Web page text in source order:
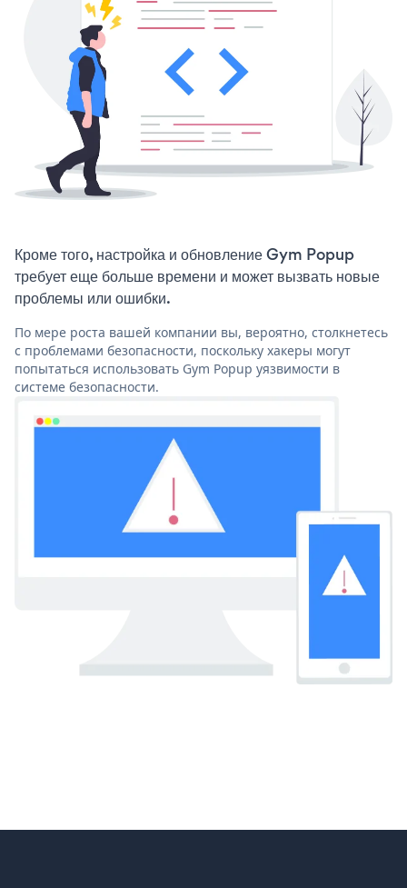
Кроме того, настройка и обновление Gym Popup
требует еще больше времени и может вызвать новые
проблемы или ошибки.
По мере роста вашей компании вы, вероятно, столкнетесь
с проблемами безопасности, поскольку хакеры могут
попытаться использовать Gym Popup уязвимости в
системе безопасности.